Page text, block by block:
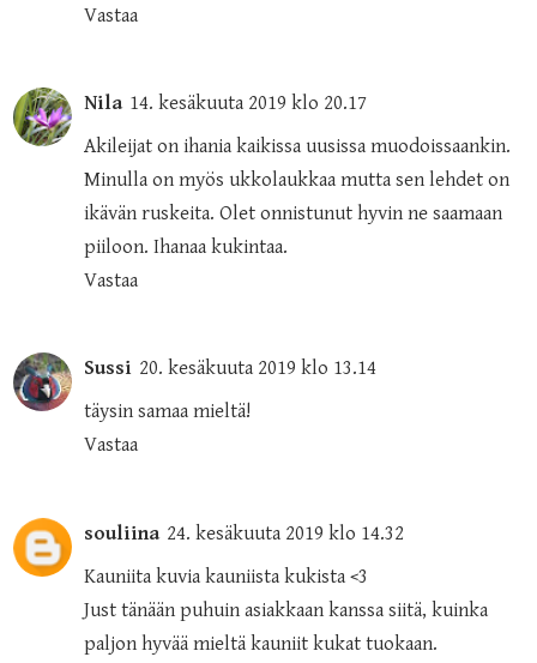
Vastaa
Nila 14. kesäkuuta 2019 klo 20.17
Akileijat on ihania kaikissa uusissa muodoissaankin.
Minulla on myös ukkolaukkaa mutta sen lehdet on
ikävän ruskeita. Olet onnistunut hyvin ne saamaan
piiloon. Ihanaa kukintaa.
Vastaa
Sussi 20. kesäkuuta 2019 klo 13.14
täysin samaa mieltä!
Vastaa
souliina 24. kesäkuuta 2019 klo 14.32
Kauniita kuvia kauniista kukista <3
Just tänään puhuin asiakkaan kanssa siitä, kuinka
paljon hyvää mieltä kauniit kukat tuokaan.